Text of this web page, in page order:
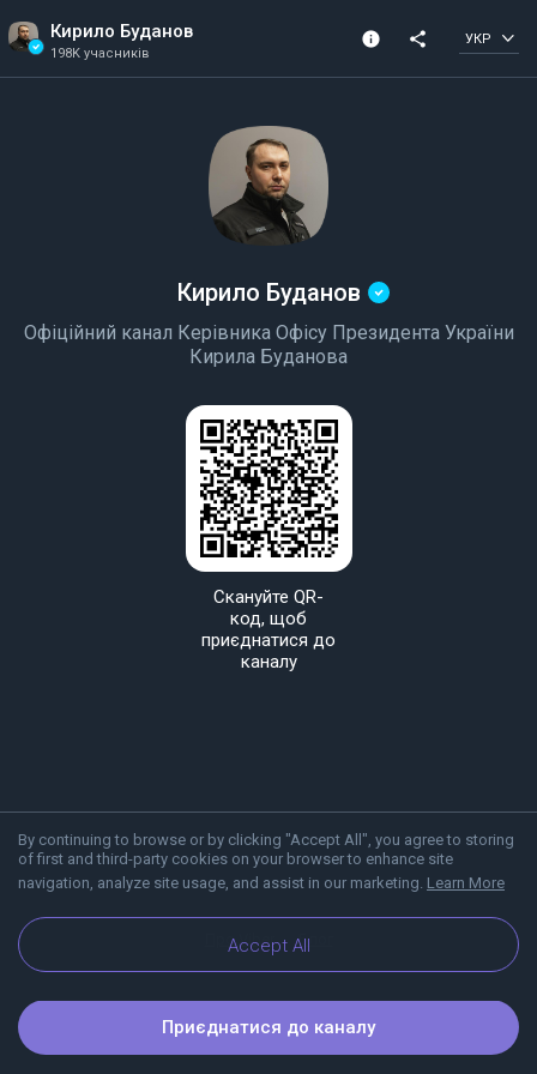
Кирило Буданов
198K учасників
info
198K учасників
share УКР
By continuing to browse or by clicking "Accept All", you agree to storing
of first and third-party cookies on your browser to enhance site
navigation, analyze site usage, and assist in our marketing. Learn More
Accept All
Кирило Буданов
Офіційний канал Керівника Офісу Президента України
Кирила Буданова
Скануйте QR-
код, щоб
приєднатися до
каналу
Про Viber Блог
Приєднатися до каналу